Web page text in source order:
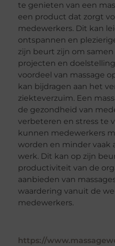
te genieten van een
een product dat zorgt
medewerkers. Dit kan
ontspannen en
zijn beurt zijn om
projecten en
voordeel van massage
kan bijdragen aan het
ziekteverzuim. Een
de gezondheid van
verbeteren en stress te
kunnen medewerkers
worden en minder vaak
werk. Dit kan op zijn
productiviteit van de
aanbieden van
waardering vanuit de
medewerkers.
https://